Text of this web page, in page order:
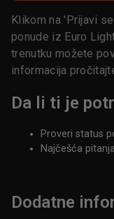
Klikom na 'Prijavi
ponude iz Euro
trenutku možete
informacija
Da li ti je
Proveri status
Najčešća pitanja
Dodatne